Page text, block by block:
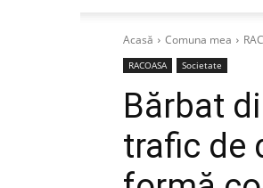
Acasă Comuna mea
RACOASA Societate
Bărbat
trafic de